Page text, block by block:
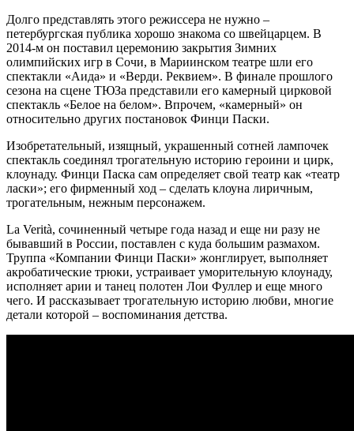
Долго представлять этого режиссера не нужно –
петербургская публика хорошо знакома со швейцарцем. В
2014-м он поставил церемонию закрытия Зимних
олимпийских игр в Сочи, в Мариинском театре шли его
спектакли «Аида» и «Верди. Реквием». В финале прошлого
сезона на сцене ТЮЗа представили его камерный цирковой
спектакль «Белое на белом». Впрочем, «камерный» он
относительно других постановок Финци Паски.
Изобретательный, изящный, украшенный сотней лампочек
спектакль соединял трогательную историю героини и цирк,
клоунаду. Финци Паска сам определяет свой театр как «театр
ласки»; его фирменный ход – сделать клоуна лиричным,
трогательным, нежным персонажем.
La Verità, сочиненный четыре года назад и еще ни разу не
бывавший в России, поставлен с куда большим размахом.
Труппа «Компании Финци Паски» жонглирует, выполняет
акробатические трюки, устраивает уморительную клоунаду,
исполняет арии и танец полотен Лои Фуллер и еще много
чего. И рассказывает трогательную историю любви, многие
детали которой – воспоминания детства.